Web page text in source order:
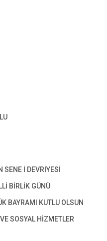
İ DEVRİYESİ
BİRLİK GÜNÜ
BAYRAMI KUTLU OLSUN
SOSYAL HİZMETLER